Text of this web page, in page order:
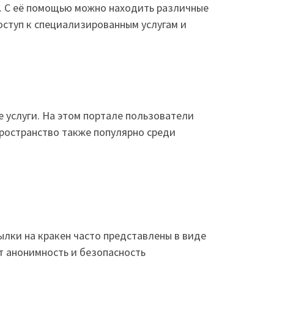
С её помощью можно находить различные
к специализированным услугам и
На этом портале пользователи
также популярно среди
на кракен часто представлены в виде
и безопасность